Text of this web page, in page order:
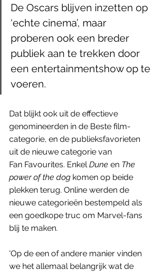
De Oscars blijven inzetten op
‘echte cinema’, maar
proberen ook een breder
publiek aan te trekken door
een entertainmentshow op te
voeren.
Dat blijkt ook uit de effectieve
genomineerden in de Beste film-
categorie, en de publieksfavorieten
uit de nieuwe categorie van
Fan Favourites. Enkel Dune en The
power of the dog komen op beide
plekken terug. Online werden de
nieuwe categorieën bestempeld als
een goedkope truc om Marvel-fans
blij te maken.
'Op de een of andere manier vinden
we het allemaal belangrijk wat de